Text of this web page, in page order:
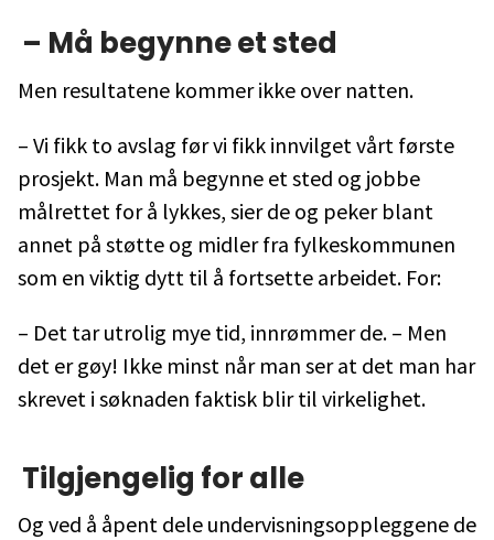
– Må begynne et sted
Men resultatene kommer ikke over natten.
– Vi fikk to avslag før vi fikk innvilget vårt første
prosjekt. Man må begynne et sted og jobbe
målrettet for å lykkes, sier de og peker blant
annet på støtte og midler fra fylkeskommunen
som en viktig dytt til å fortsette arbeidet. For:
– Det tar utrolig mye tid, innrømmer de. – Men
det er gøy! Ikke minst når man ser at det man har
skrevet i søknaden faktisk blir til virkelighet.
Tilgjengelig for alle
Og ved å åpent dele undervisningsoppleggene de